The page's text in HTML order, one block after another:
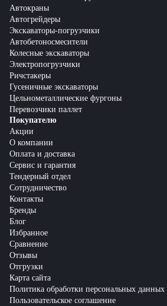
Автокраны
Автогрейдеры
Экскаваторы-погрузчики
Автобетоносмесители
Колесные экскаваторы
Электропогрузчики
Ричстакеры
Гусеничные экскаваторы
Цельнометаллические фургоны
Перевозчики паллет
Покупателю
Акции
О компании
Оплата и доставка
Сервис и гарантия
Тендерный отдел
Сотрудничество
Контакты
Бренды
Блог
Избранное
Сравнение
Отзывы
Отгрузки
Карта сайта
Политика обработки персональных данных
Пользовательское соглашение